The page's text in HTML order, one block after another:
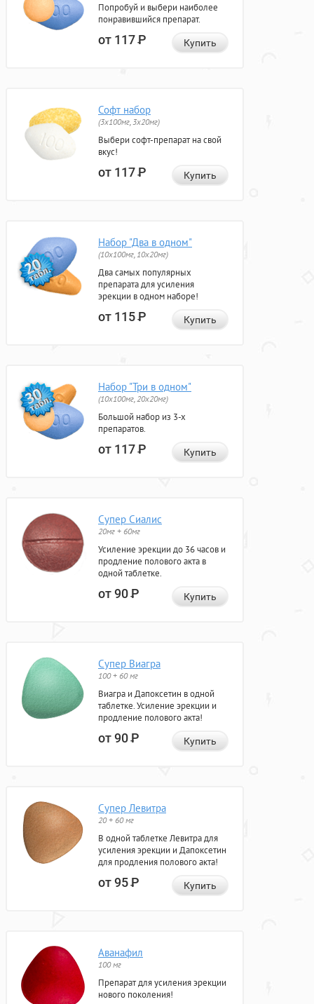
Попробуй и выбери наиболее
понравившийся препарат.
от 117Р Купить
Софт набор
(3x100мг, 3x20мг)
Выбери софт-препарат на свой
вкус!
от 117Р Купить
Набор "Два в одном"
(10x100мг, 10x20мг)
Два самых популярных
препарата для усиления
эрекции в одном наборе!
от 115Р Купить
Набор "Три в одном"
(10x100мг, 20x20мг)
Большой набор из 3-х
препаратов.
от 117Р Купить
Супер Сиалис
20мг + 60мг
Усиление эрекции до 36 часов и
продление полового акта в
одной таблетке.
от 90Р Купить
Супер Виагра
100 + 60 мг
Виагра и Дапоксетин в одной
таблетке. Усиление эрекции и
продление полового акта!
от 90Р Купить
Супер Левитра
20 + 60 мг
В одной таблетке Левитра для
усиления эрекции и Дапоксетин
для продления полового акта!
от 95Р Купить
Аванафил
100 мг
Препарат для усиления эрекции
нового поколения!